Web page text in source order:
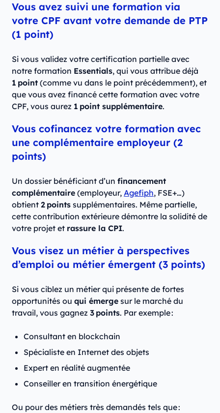
Vous avez suivi une formation via
votre CPF avant votre demande de PTP
(1 point)
Si vous validez votre certification partielle avec
notre formation Essentials, qui vous attribue déjà
1 point (comme vu dans le point précédemment), et
que vous avez financé cette formation avec votre
CPF, vous aurez 1 point supplémentaire.
Vous cofinancez votre formation avec
une complémentaire employeur (2
points)
Un dossier bénéficiant d’un financement
complémentaire (employeur, Agefiph, FSE+…)
obtient 2 points supplémentaires. Même partielle,
cette contribution extérieure démontre la solidité de
votre projet et rassure la CPI.
Vous visez un métier à perspectives
d’emploi ou métier émergent (3 points)
Si vous ciblez un métier qui présente de fortes
opportunités ou qui émerge sur le marché du
travail, vous gagnez 3 points. Par exemple :
Consultant en blockchain
Spécialiste en Internet des objets
Expert en réalité augmentée
Conseiller en transition énergétique
Ou pour des métiers très demandés tels que :